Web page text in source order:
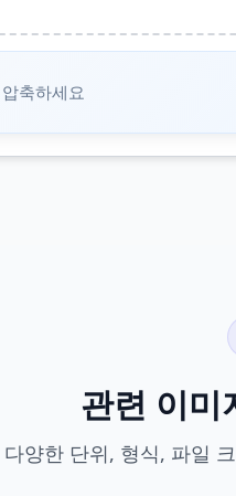
축하세요
관련 이미
다양한 단위, 형식, 파일